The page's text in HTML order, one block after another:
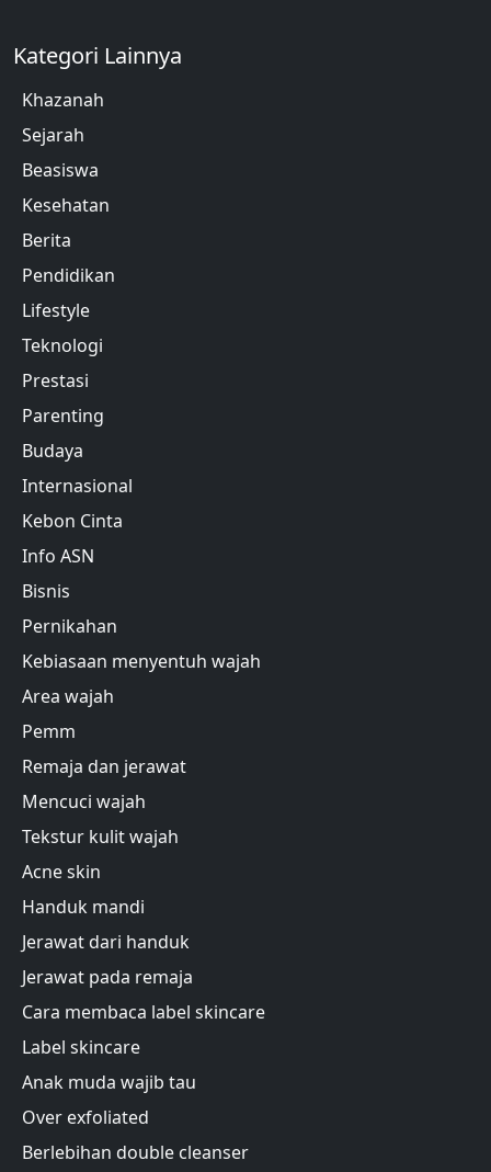
Kategori Lainnya
Khazanah
Sejarah
Beasiswa
Kesehatan
Berita
Pendidikan
Lifestyle
Teknologi
Prestasi
Parenting
Budaya
Internasional
Kebon Cinta
Info ASN
Bisnis
Pernikahan
Kebiasaan menyentuh wajah
Area wajah
Pemm
Remaja dan jerawat
Mencuci wajah
Tekstur kulit wajah
Acne skin
Handuk mandi
Jerawat dari handuk
Jerawat pada remaja
Cara membaca label skincare
Label skincare
Anak muda wajib tau
Over exfoliated
Berlebihan double cleanser